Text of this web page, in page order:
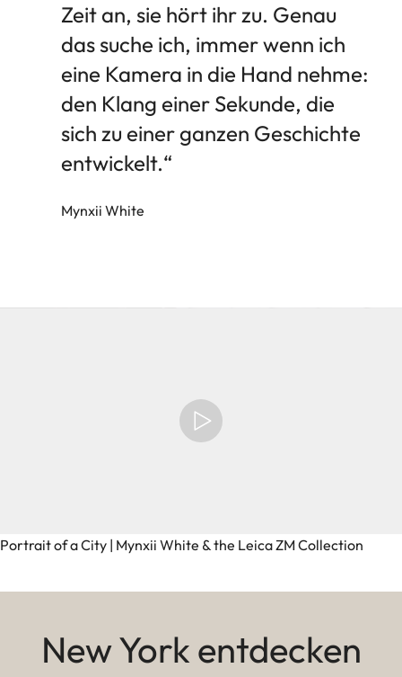
Zeit an, sie hört ihr zu. Genau
das suche ich, immer wenn ich
eine Kamera in die Hand nehme:
den Klang einer Sekunde, die
sich zu einer ganzen Geschichte
entwickelt.“
Mynxii White
Portrait of a City | Mynxii White & the Leica ZM Collection
New York entdecken